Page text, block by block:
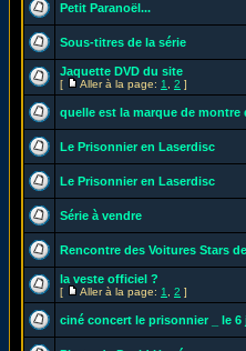
Petit Paranoël...
Sous-titres de la série
Jaquette DVD du site
[ Aller à la page: 1 2 ]
quelle est la marque de
Le Prisonnier en Laserdisc
Le Prisonnier en Laserdisc
Série à vendre
Rencontre des Voitures Stars
la veste officiel ?
[ Aller à la page: 1 2 ]
ciné concert le prisonnier _ le 6